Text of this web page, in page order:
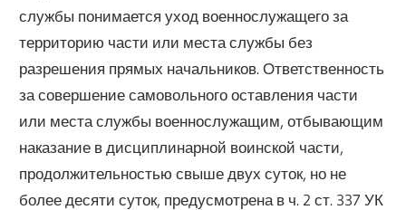
службы понимается уход военнослужащего за
территорию части или места службы без
разрешения прямых начальников. Ответственность
за совершение самовольного оставления части
или места службы военнослужащим, отбывающим
наказание в дисциплинарной воинской части,
продолжительностью свыше двух суток, но не
более десяти суток, предусмотрена в ч. 2 ст. 337 УК